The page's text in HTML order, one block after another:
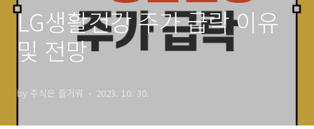
LG생활건강 주가 급락 이유
및 전망
by 주식은 즐거워 2023. 10. 30.